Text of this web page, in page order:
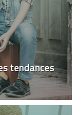
tendances